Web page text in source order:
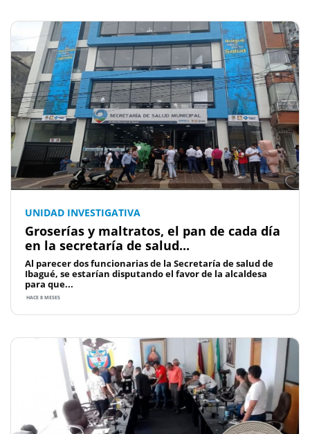
UNIDAD INVESTIGATIVA
Groserías y maltratos, el pan de cada día
en la secretaría de salud...
Al parecer dos funcionarias de la Secretaría de salud de
Ibagué, se estarían disputando el favor de la alcaldesa
para que...
HACE 8 MESES